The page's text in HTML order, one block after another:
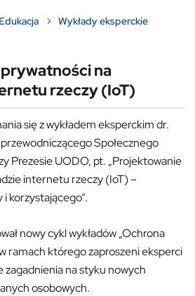
Edukacja Wykłady eksperckie
na
rzeczy (IoT)
się z wykładem eksperckim dr.
Społecznego
Prezesie UODO, pt. „Projektowanie
internetu rzeczy (IoT) –
korzystającego”.
nowy cykl wykładów „Ochrona
ramach którego zaproszeni eksperci
zagadnienia na styku nowych
osobowych.